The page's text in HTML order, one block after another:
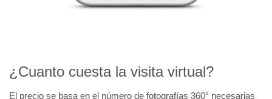
¿Cuanto cuesta la visita virtual?
El precio se basa en el número de fotografías 360° necesarias